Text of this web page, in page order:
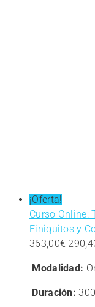
¡Oferta!
Curso Online:
Finiquitos y
363,00€ El
era:
Modalidad:
Duración: